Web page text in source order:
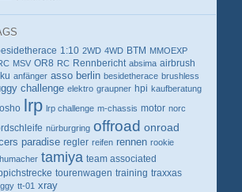
1:10 2WD 4WD BTM MMOEXP
MSV OR8 RC Rennbericht absima airbrush
anfänger asso berlin besidetherace brushless
challenge elektro graupner hpi kaufberatung
lrp lrp challenge m-chassis motor norc
nürburgring offroad onroad
paradise regler reifen rennen rookie
tamiya team associated
tourenwagen training traxxas
tt-01 xray